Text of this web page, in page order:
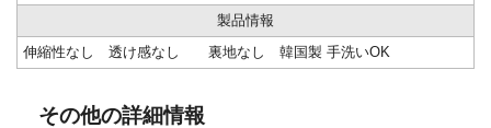
製品情報
伸縮性なし 透け感なし 裏地なし 韓国製 手洗いOK
その他の詳細情報